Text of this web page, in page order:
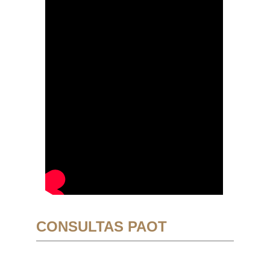
CONSULTAS PAOT